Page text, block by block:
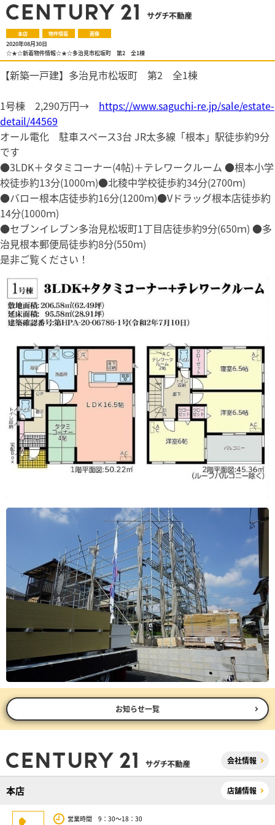
本店 物件情報 画像
2020年08月30日
☆★☆新着物件情報☆★☆多治見市松坂町 第2 全1棟
【新築一戸建】多治見市松坂町 第2 全1棟
1号棟 2,290万円→ https://www.saguchi-re.jp/sale/estate-
detail/44569
オール電化 駐車スペース3台 JR太多線「根本」駅徒歩約9分
です
●3LDK＋タタミコーナー(4帖)＋テレワークルーム ●根本小学
校徒歩約13分(1000ｍ)●北稜中学校徒歩約34分(2700ｍ)
●バロー根本店徒歩約16分(1200ｍ)●Vドラッグ根本店徒歩約
14分(1000ｍ)
●セブンイレブン多治見松坂町1丁目店徒歩約9分(650ｍ) ●多
治見根本郵便局徒歩約8分(550ｍ)
是非ご覧ください！
お知らせ一覧
会社情報
本店 店舗情報
営業時間 9：30～18：30